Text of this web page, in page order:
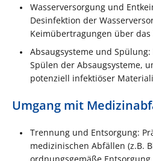
Wasserversorgung und
Desinfektion der
Keimübertragungen über das
Absaugsysteme und
Spülen der Absaugsysteme,
potenziell infektiöser
Umgang mit
Trennung und Entsorgung:
medizinischen Abfällen (z.B.
ordnungsgemäße